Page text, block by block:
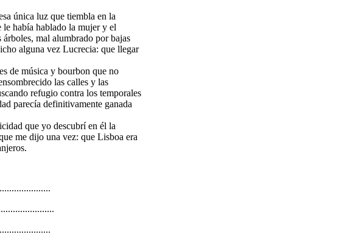
única luz que tiembla en la
había hablado la mujer y el
mal alumbrado por bajas
alguna vez Lucrecia: que llegar
de música y bourbon que no
las calles y las
refugio contra los temporales
parecía definitivamente ganada
que yo descubrí en él la
me dijo una vez: que Lisboa era